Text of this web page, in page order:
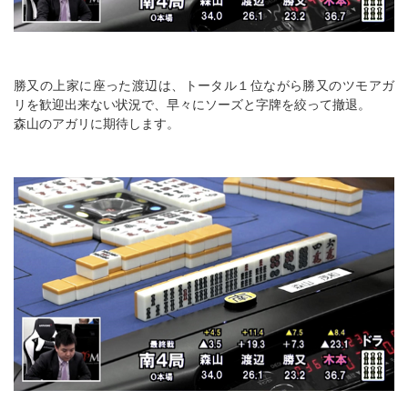
勝又の上家に座った渡辺は、トータル１位ながら勝又のツモアガ
リを歓迎出来ない状況で、早々にソーズと字牌を絞って撤退。
森山のアガリに期待します。